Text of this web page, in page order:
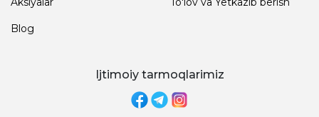
Blog
Ijtimoiy tarmoqlarimiz